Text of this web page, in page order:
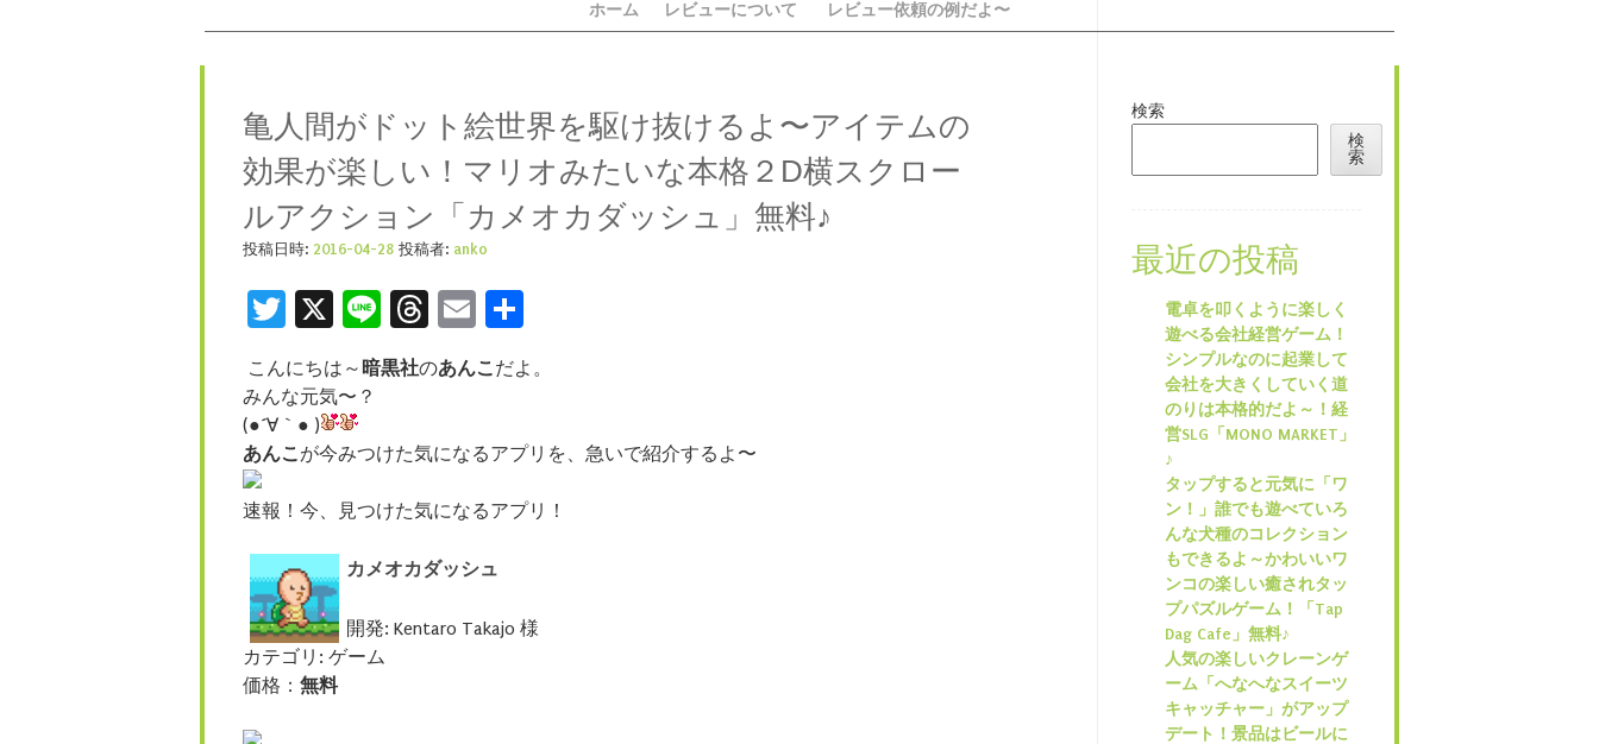
メニュー ホーム レビューについて レビュー依頼の例だよ〜
亀人間がドット絵世界を駆け抜けるよ〜アイテムの
効果が楽しい！マリオみたいな本格２D横スクロー
ルアクション「カメオカダッシュ」無料♪
投稿日時: 2016-04-28 投稿者: anko
Twitter
X LineThreads
Email
こんにちは～ 暗黒社のあんこだよ。
みんな元気〜？
(●´∀｀● )
あんこが今みつけた気になるアプリを、急いで紹介するよ〜
速報！今、見つけた気になるアプリ！
カメオカダッシュ
開発: Kentaro Takajo 様
カテゴリ: ゲーム
価格： 無料
検索
検
索
最近の投稿
電卓を叩くように楽しく
遊べる会社経営ゲーム！
シンプルなのに起業して
会社を大きくしていく道
のりは本格的だよ～！経
営SLG「MONO MARKET」
♪
タップすると元気に「ワ
ン！」誰でも遊べていろ
んな犬種のコレクション
もできるよ～かわいいワ
ンコの楽しい癒されタッ
プパズルゲーム！「Tap
Dag Cafe」無料♪
人気の楽しいクレーンゲ
ーム「へなへなスイーツ
キャッチャー」がアップ
デート！景品はビールに